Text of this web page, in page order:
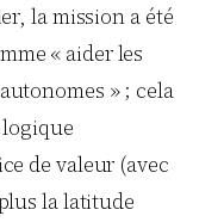
la mission a été
« aider les
» ; cela
logique
de valeur (avec
la latitude